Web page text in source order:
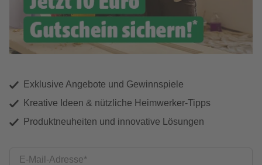
Exklusive Angebote und Gewinnspiele
Kreative Ideen & nützliche Heimwerker-Tipps
Produktneuheiten und innovative Lösungen
E-Mail-Adresse